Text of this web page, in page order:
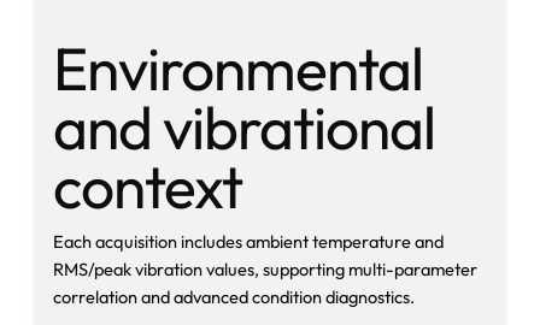
Environmental
and vibrational
context
Each acquisition includes ambient temperature and
RMS/peak vibration values, supporting multi-parameter
correlation and advanced condition diagnostics.